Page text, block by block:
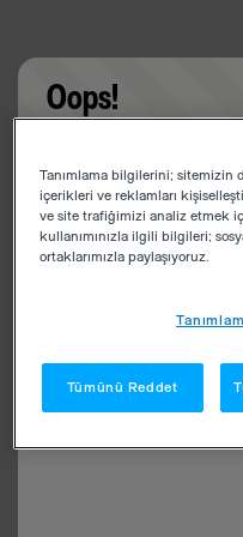
Oops!
app
Tanımlama bilgilerini; sitemizin
içerikleri ve reklamları
ve site trafiğimizi analiz etmek
kullanımınızla ilgili bilgileri;
ortaklarımızla paylaşıyoruz.
Tümünü Reddet